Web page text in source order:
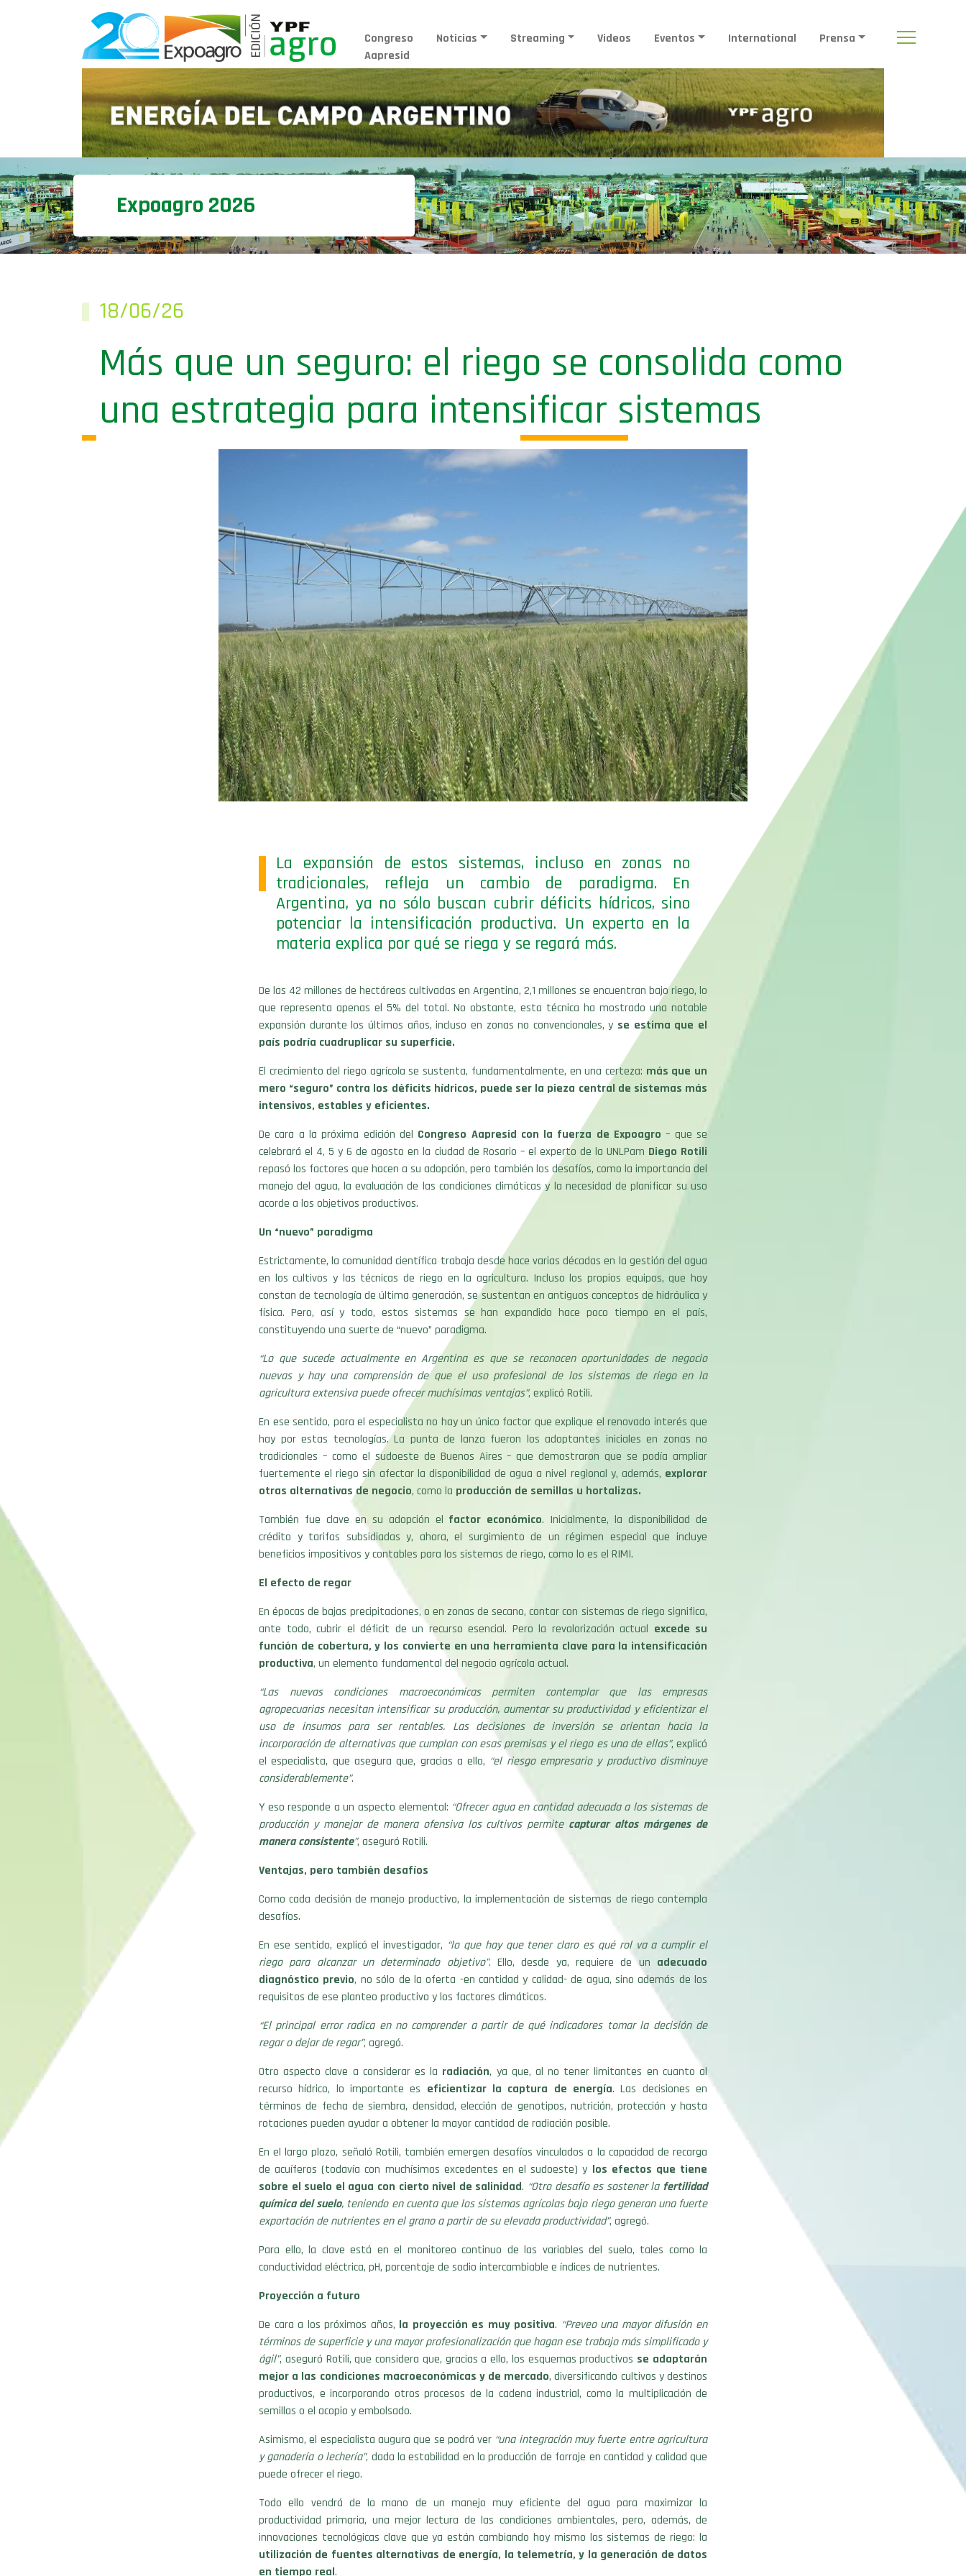
Congreso
Aapresid
Noticias Streaming Videos Eventos International Prensa
Expoagro 2026
18/06/26
Más que un seguro: el riego se consolida como
una estrategia para intensificar sistemas
La expansión de estos sistemas, incluso en zonas no
tradicionales, refleja un cambio de paradigma. En
Argentina, ya no sólo buscan cubrir déficits hídricos, sino
potenciar la intensificación productiva. Un experto en la
materia explica por qué se riega y se regará más.
De las 42 millones de hectáreas cultivadas en Argentina, 2,1 millones se encuentran bajo riego, lo
que representa apenas el 5% del total. No obstante, esta técnica ha mostrado una notable
expansión durante los últimos años, incluso en zonas no convencionales, y se estima que el
país podría cuadruplicar su superficie.
El crecimiento del riego agrícola se sustenta, fundamentalmente, en una certeza: más que un
mero “seguro” contra los déficits hídricos, puede ser la pieza central de sistemas más
intensivos, estables y eficientes.
De cara a la próxima edición del Congreso Aapresid con la fuerza de Expoagro– que se
celebrará el 4, 5 y 6 de agosto en la ciudad de Rosario – el experto de la UNLPam Diego Rotili
repasó los factores que hacen a su adopción, pero también los desafíos, como la importancia del
manejo del agua, la evaluación de las condiciones climáticas y la necesidad de planificar su uso
acorde a los objetivos productivos.
Un “nuevo” paradigma
Estrictamente, la comunidad científica trabaja desde hace varias décadas en la gestión del agua
en los cultivos y las técnicas de riego en la agricultura. Incluso los propios equipos, que hoy
constan de tecnología de última generación, se sustentan en antiguos conceptos de hidráulica y
física. Pero, así y todo, estos sistemas se han expandido hace poco tiempo en el país,
constituyendo una suerte de “nuevo” paradigma.
“Lo que sucede actualmente en Argentina es que se reconocen oportunidades de negocio
nuevas y hay una comprensión de que el uso profesional de los sistemas de riego en la
agricultura extensiva puede ofrecer muchísimas ventajas”, explicó Rotili.
En ese sentido, para el especialista no hay un único factor que explique el renovado interés que
hay por estas tecnologías. La punta de lanza fueron los adoptantes iniciales en zonas no
tradicionales – como el sudoeste de Buenos Aires – que demostraron que se podía ampliar
fuertemente el riego sin afectar la disponibilidad de agua a nivel regional y, además, explorar
otras alternativas de negocio, como la producción de semillas u hortalizas.
También fue clave en su adopción el factor económico. Inicialmente, la disponibilidad de
crédito y tarifas subsidiadas y, ahora, el surgimiento de un régimen especial que incluye
beneficios impositivos y contables para los sistemas de riego, como lo es el RIMI.
El efecto de regar
En épocas de bajas precipitaciones, o en zonas de secano, contar con sistemas de riego significa,
ante todo, cubrir el déficit de un recurso esencial. Pero la revalorización actual excede su
función de cobertura, y los convierte en una herramienta clave para la intensificación
productiva, un elemento fundamental del negocio agrícola actual.
“Las nuevas condiciones macroeconómicas permiten contemplar que las empresas
agropecuarias necesitan intensificar su producción, aumentar su productividad y eficientizar el
uso de insumos para ser rentables. Las decisiones de inversión se orientan hacia la
incorporación de alternativas que cumplan con esas premisas y el riego es una de ellas”, explicó
el especialista, que asegura que, gracias a ello, “el riesgo empresario y productivo disminuye
considerablemente”.
Y eso responde a un aspecto elemental: “Ofrecer agua en cantidad adecuada a los sistemas de
producción y manejar de manera ofensiva los cultivos permite capturar altos márgenes de
manera consistente”, aseguró Rotili.
Ventajas, pero también desafíos
Como cada decisión de manejo productivo, la implementación de sistemas de riego contempla
desafíos.
En ese sentido, explicó el investigador, “lo que hay que tener claro es qué rol va a cumplir el
riego para alcanzar un determinado objetivo”. Ello, desde ya, requiere de un adecuado
diagnóstico previo, no sólo de la oferta -en cantidad y calidad- de agua, sino además de los
requisitos de ese planteo productivo y los factores climáticos.
“El principal error radica en no comprender a partir de qué indicadores tomar la decisión de
regar o dejar de regar”, agregó.
Otro aspecto clave a considerar es la radiación, ya que, al no tener limitantes en cuanto al
recurso hídrico, lo importante es eficientizar la captura de energía. Las decisiones en
términos de fecha de siembra, densidad, elección de genotipos, nutrición, protección y hasta
rotaciones pueden ayudar a obtener la mayor cantidad de radiación posible.
En el largo plazo, señaló Rotili, también emergen desafíos vinculados a la capacidad de recarga
de acuíferos (todavía con muchísimos excedentes en el sudoeste) y los efectos que tiene
sobre el suelo el agua con cierto nivel de salinidad. “Otro desafío es sostener la fertilidad
química del suelo, teniendo en cuenta que los sistemas agrícolas bajo riego generan una fuerte
exportación de nutrientes en el grano a partir de su elevada productividad”, agregó.
Para ello, la clave está en el monitoreo continuo de las variables del suelo, tales como la
conductividad eléctrica, pH, porcentaje de sodio intercambiable e índices de nutrientes.
Proyección a futuro
De cara a los próximos años, la proyección es muy positiva. “Preveo una mayor difusión en
términos de superficie y una mayor profesionalización que hagan ese trabajo más simplificado y
ágil”, aseguró Rotili, que considera que, gracias a ello, los esquemas productivos se adaptarán
mejor a las condiciones macroeconómicas y de mercado, diversificando cultivos y destinos
productivos, e incorporando otros procesos de la cadena industrial, como la multiplicación de
semillas o el acopio y embolsado.
Asimismo, el especialista augura que se podrá ver “una integración muy fuerte entre agricultura
y ganadería o lechería”, dada la estabilidad en la producción de forraje en cantidad y calidad que
puede ofrecer el riego.
Todo ello vendrá de la mano de un manejo muy eficiente del agua para maximizar la
productividad primaria, una mejor lectura de las condiciones ambientales, pero, además, de
innovaciones tecnológicas clave que ya están cambiando hoy mismo los sistemas de riego: la
utilización de fuentes alternativas de energía, la telemetría, y la generación de datos
en tiempo real.